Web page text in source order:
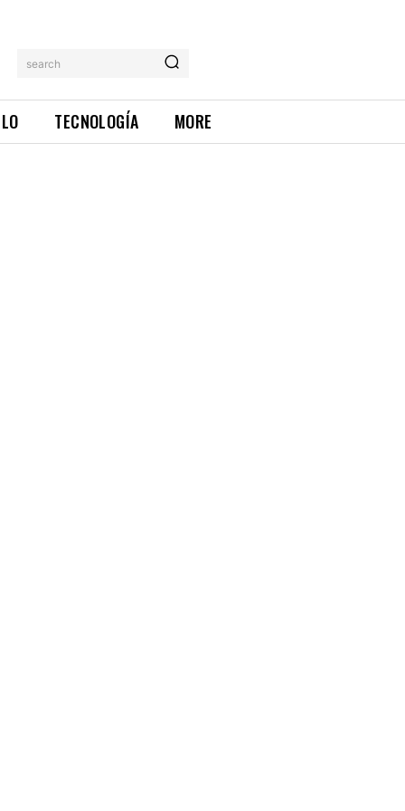
search
TECNOLOGÍA MORE